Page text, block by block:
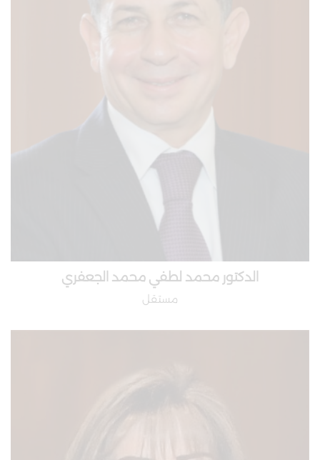
الدكتور محمد لطفي محمد الجعفري
مستقل